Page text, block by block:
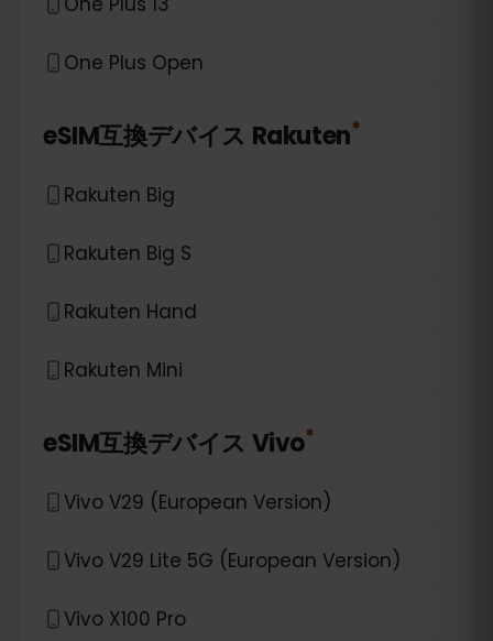
One Plus Open
eSIM互換デバイス Rakuten*
Rakuten Big
Rakuten Big S
Rakuten Hand
Rakuten Mini
eSIM互換デバイス Vivo*
Vivo V29 (European Version)
Vivo V29 Lite 5G (European Version)
Vivo X100 Pro